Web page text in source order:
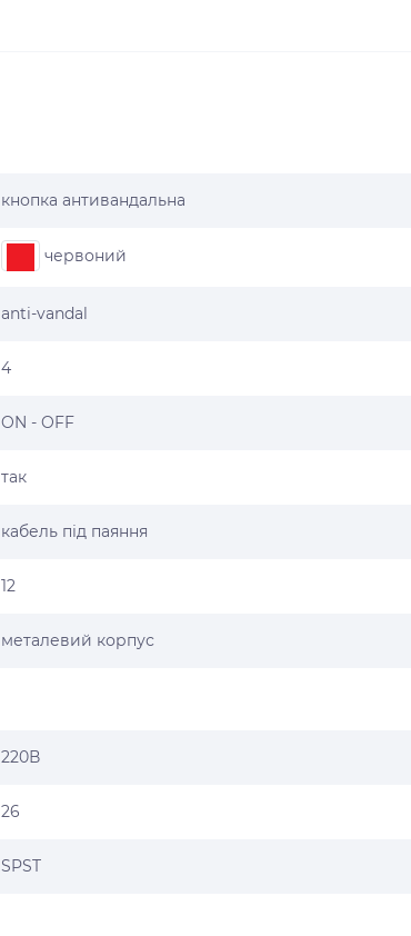
кнопка антивандальна
червоний
anti-vandal
4
ON - OFF
так
кабель під паяння
12
металевий корпус
220В
26
SPST